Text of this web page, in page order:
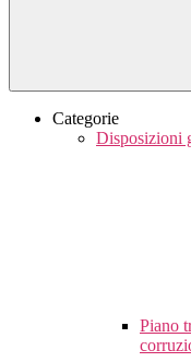
Categorie
Disposizioni
Piano